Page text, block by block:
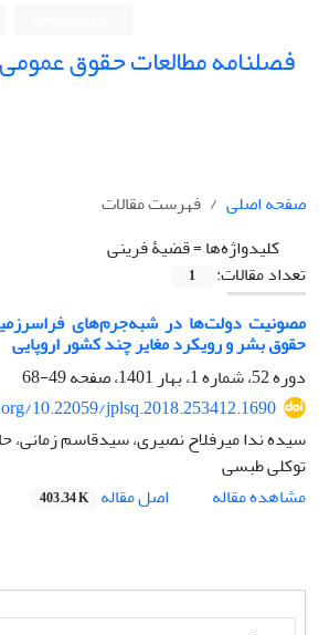
فصلنامه مطالعات حقوق
صفحه اصلی
فهرست مقالات
کلیدواژه‌ها =قضیۀ فرینی
تعداد مقالات:
1
مصونیت دولت‌ها در شبه‌جرم‌های
حقوق بشر و رویکرد مغایر چند کشور اروپایی
دوره 52، شماره 1، بهار 1401، صفحه
49-68
10.22059/jplsq.2018.253412.1690
سیده ندا میرفلاح نصیری، سیدقاسم زمانی،
توکلی طبسی
مشاهده مقاله
اصل مقاله 403.34 K